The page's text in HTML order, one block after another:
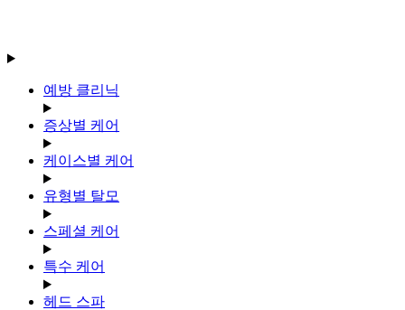
예방 클리닉
증상별 케어
케이스별 케어
유형별 탈모
스페셜 케어
특수 케어
헤드 스파